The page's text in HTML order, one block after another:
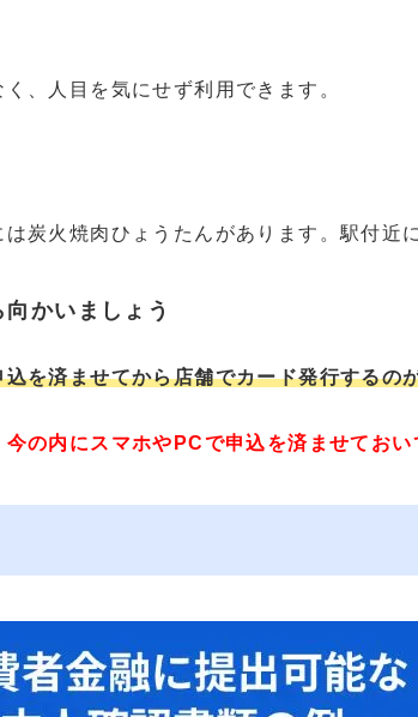
、人目を気にせず利用できます。
炭火焼肉ひょうたんがあります。駅付近
かいましょう
込を済ませてから店舗でカード発行するの
今の内にスマホやPCで申込を済ませておい